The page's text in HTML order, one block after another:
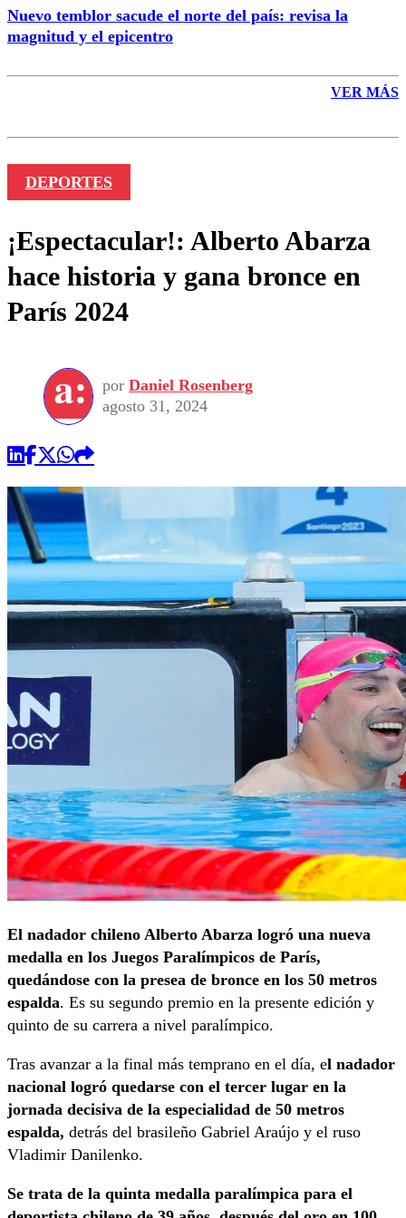
Nuevo temblor sacude el norte del país: revisa la
magnitud y el epicentro
VER MÁS
DEPORTES
¡Espectacular!: Alberto Abarza
hace historia y gana bronce en
París 2024
por Daniel Rosenberg
agosto 31, 2024
El nadador chileno Alberto Abarza logró una nueva
medalla en los Juegos Paralímpicos de París,
quedándose con la presea de bronce en los 50 metros
espalda. Es su segundo premio en la presente edición y
quinto de su carrera a nivel paralímpico.
Tras avanzar a la final más temprano en el día, el nadador
nacional logró quedarse con el tercer lugar en la
jornada decisiva de la especialidad de 50 metros
espalda, detrás del brasileño Gabriel Araújo y el ruso
Vladimir Danilenko.
Se trata de la quinta medalla paralímpica para el